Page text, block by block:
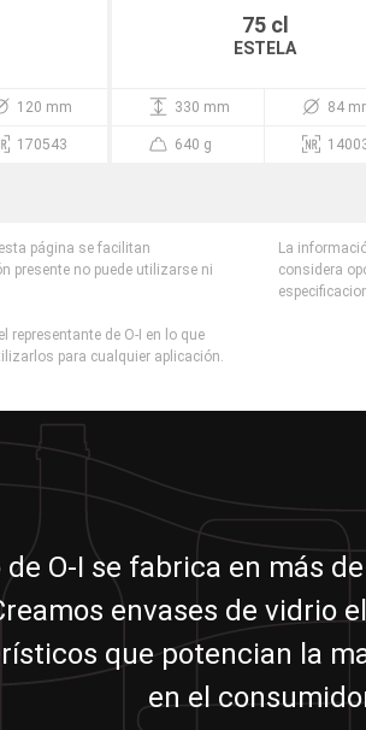
120 mm
170543
75 cl
ESTELA
330 mm 84
640 g
página se facilitan
presente no puede utilizarse ni
representante de O-I en lo que
para cualquier aplicación.
La
considera
de O-I se fabrica en más
envases de vidrio
que potencian la
en el